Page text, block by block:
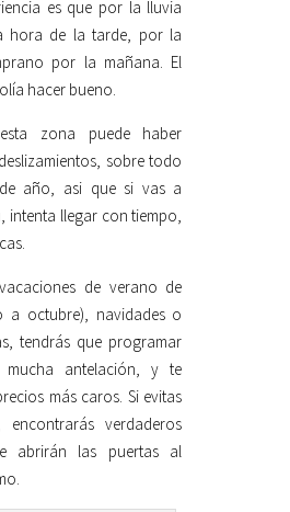
es que por la lluvia
hora de la tarde, por la
por la mañana. El
hacer bueno.
zona puede haber
sobre todo
año, asi que si vas a
intenta llegar con tiempo,
de verano de
a octubre), navidades o
tendrás que programar
antelación, y te
más caros. Si evitas
encontrarás verdaderos
abrirán las puertas al